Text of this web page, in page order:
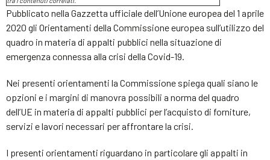
Pubblicato nella Gazzetta ufficiale dell’Unione europea del 1 aprile
2020 gli Orientamenti della Commissione europea sull’utilizzo del
quadro in materia di appalti pubblici nella situazione di
emergenza connessa alla crisi della Covid-19.
Nei presenti orientamenti la Commissione spiega quali siano le
opzioni e i margini di manovra possibili a norma del quadro
dell’UE in materia di appalti pubblici per l’acquisto di forniture,
servizi e lavori necessari per affrontare la crisi.
I presenti orientamenti riguardano in particolare gli appalti in